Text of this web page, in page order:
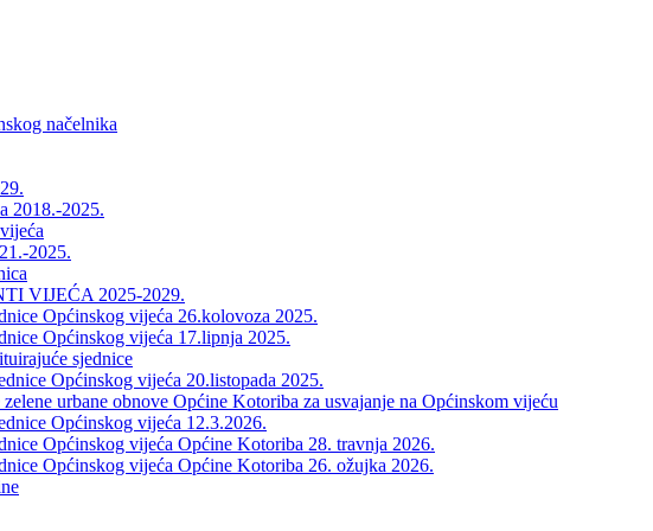
načelnika
2018.-2025.
2025.
VIJEĆA 2025-2029.
Općinskog vijeća 26.kolovoza 2025.
Općinskog vijeća 17.lipnja 2025.
sjednice
Općinskog vijeća 20.listopada 2025.
urbane obnove Općine Kotoriba za usvajanje na Općinskom vijeću
Općinskog vijeća 12.3.2026.
Općinskog vijeća Općine Kotoriba 28. travnja 2026.
Općinskog vijeća Općine Kotoriba 26. ožujka 2026.